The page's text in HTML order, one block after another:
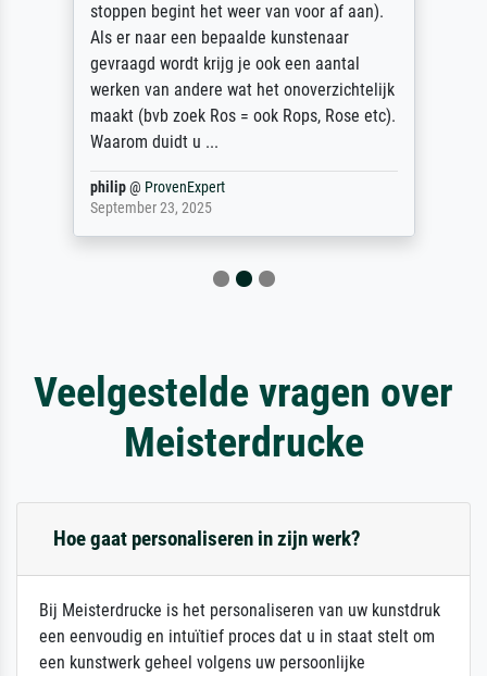
stoppen begint het weer van voor af aan).
Als er naar een bepaalde kunstenaar
gevraagd wordt krijg je ook een aantal
werken van andere wat het onoverzichtelijk
maakt (bvb zoek Ros = ook Rops, Rose etc).
Waarom duidt u ...
philip@ ProvenExpert
September 23, 2025
Veelgestelde vragen over
Meisterdrucke
Hoe gaat personaliseren in zijn werk?
Bij Meisterdrucke is het personaliseren van uw kunstdruk
een eenvoudig en intuïtief proces dat u in staat stelt om
een kunstwerk geheel volgens uw persoonlijke